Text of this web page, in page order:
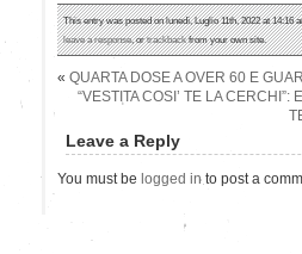
This entry was posted on lunedì, Luglio 11th, 2022 at 14:16
leave a response, ortrackbackfrom your own site.
« QUARTA DOSE A OVER 60 E
“VESTITA COSI’ TE LA
Leave a Reply
You must be logged in to post a